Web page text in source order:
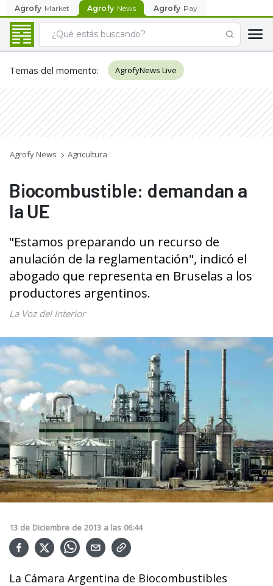
Agrofy Market Agrofy News Agrofy Pay
Temas del momento: AgrofyNews Live
Agrofy News Agricultura
Biocombustible: demandan a
la UE
"Estamos preparando un recurso de
anulación de la reglamentación", indicó el
abogado que representa en Bruselas a los
productores argentinos.
La Voz del Interior
13 de Diciembre de 2013 a las 06:44
La Cámara Argentina de Biocombustibles